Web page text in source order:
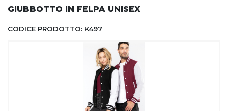
GIUBBOTTO IN FELPA UNISEX
CODICE PRODOTTO: K497